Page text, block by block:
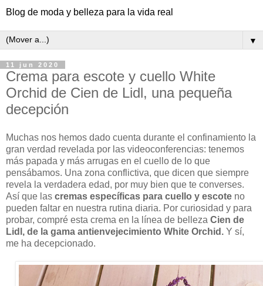
Blog de moda y belleza para la vida real
▼
11 jun 2020
Crema para escote y cuello White
Orchid de Cien de Lidl, una pequeña
decepción
Muchas nos hemos dado cuenta durante el confinamiento la
gran verdad revelada por las videoconferencias: tenemos
más papada y más arrugas en el cuello de lo que
pensábamos. Una zona conflictiva, que dicen que siempre
revela la verdadera edad, por muy bien que te converses.
Así que las cremas específicas para cuello y escote no
pueden faltar en nuestra rutina diaria. Por curiosidad y para
probar, compré esta crema en la línea de belleza Cien de
Lidl, de la gama antienvejecimiento White Orchid. Y sí,
me ha decepcionado.